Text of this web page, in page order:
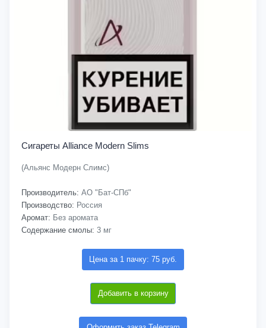
Сигареты Alliance Modern Slims
(Альянс Модерн Слимс)
Производитель: АО "Бат-СПб"
Производство: Россия
Аромат: Без аромата
Содержание смолы: 3 мг
Цена за 1 пачку: 75 руб.
Добавить в корзину